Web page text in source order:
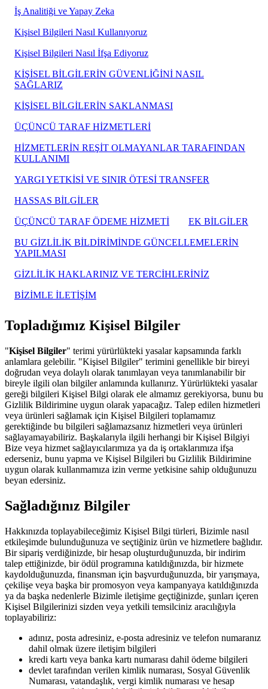
İş Analitiği ve Yapay Zeka
Kişisel Bilgileri Nasıl Kullanıyoruz
Kişisel Bilgileri Nasıl İfşa Ediyoruz
KİŞİSEL BİLGİLERİN GÜVENLİĞİNİ NASIL
SAĞLARIZ
KİŞİSEL BİLGİLERİN SAKLANMASI
ÜÇÜNCÜ TARAF HİZMETLERİ
HİZMETLERİN REŞİT OLMAYANLAR TARAFINDAN
KULLANIMI
YARGI YETKİSİ VE SINIR ÖTESİ TRANSFER
HASSAS BİLGİLER
ÜÇÜNCÜ TARAF ÖDEME HİZMETİ EK BİLGİLER
BU GİZLİLİK BİLDİRİMİNDE GÜNCELLEMELERİN
YAPILMASI
GİZLİLİK HAKLARINIZ VE TERCİHLERİNİZ
BİZİMLE İLETİŞİM
Topladığımız Kişisel Bilgiler
"Kişisel Bilgiler" terimi yürürlükteki yasalar kapsamında farklı
anlamlara gelebilir. "Kişisel Bilgiler" terimini genellikle bir bireyi
doğrudan veya dolaylı olarak tanımlayan veya tanımlanabilir bir
bireyle ilgili olan bilgiler anlamında kullanırız. Yürürlükteki yasalar
gereği bilgileri Kişisel Bilgi olarak ele almamız gerekiyorsa, bunu bu
Gizlilik Bildirimine uygun olarak yapacağız. Talep edilen hizmetleri
veya ürünleri sağlamak için Kişisel Bilgileri toplamamız
gerektiğinde bu bilgileri sağlamazsanız hizmetleri veya ürünleri
sağlayamayabiliriz. Başkalarıyla ilgili herhangi bir Kişisel Bilgiyi
Bize veya hizmet sağlayıcılarımıza ya da iş ortaklarımıza ifşa
ederseniz, bunu yapma ve Kişisel Bilgileri bu Gizlilik Bildirimine
uygun olarak kullanmamıza izin verme yetkisine sahip olduğunuzu
beyan edersiniz.
Sağladığınız Bilgiler
Hakkınızda toplayabileceğimiz Kişisel Bilgi türleri, Bizimle nasıl
etkileşimde bulunduğunuza ve seçtiğiniz ürün ve hizmetlere bağlıdır.
Bir sipariş verdiğinizde, bir hesap oluşturduğunuzda, bir indirim
talep ettiğinizde, bir ödül programına katıldığınızda, bir hizmete
kaydolduğunuzda, finansman için başvurduğunuzda, bir yarışmaya,
çekilişe veya başka bir promosyon veya kampanyaya katıldığınızda
ya da başka nedenlerle Bizimle iletişime geçtiğinizde, şunları içeren
Kişisel Bilgilerinizi sizden veya yetkili temsilciniz aracılığıyla
toplayabiliriz:
adınız, posta adresiniz, e-posta adresiniz ve telefon numaranız
dahil olmak üzere iletişim bilgileri
kredi kartı veya banka kartı numarası dahil ödeme bilgileri
devlet tarafından verilen kimlik numarası, Sosyal Güvenlik
Numarası, vatandaşlık, vergi kimlik numarası ve hesap